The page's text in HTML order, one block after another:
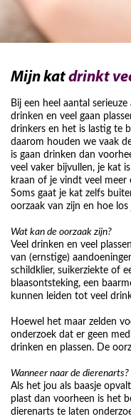
Mijn katdrinkt
Bij een heel aantal
drinken en veel gaan
drinkers en het is lastig te
daarom houden we vaak
is gaan drinken dan
veel vaker bijvullen, je kat
kraan of je vindt veel meer
Soms gaat je kat zelfs
oorzaak van zijn en hoe los
Wat kan de oorzaak zijn?
Veel drinken en veel
van (ernstige)
schildklier, suikerziekte of
blaasontsteking, een
kunnen leiden tot veel
Hoewel het maar zelden
onderzoek dat er geen
drinken en plassen. De
Wanneer naar de dierenarts?
Als het jou als baasje
plast dan voorheen is het
dierenarts te laten